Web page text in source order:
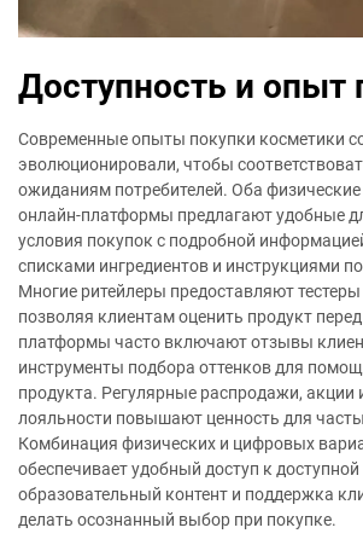
Доступность и опыт
Современные опыты покупки косметики
эволюционировали, чтобы
ожиданиям потребителей. Оба
онлайн-платформы предлагают удобные
условия покупок с подробной
списками ингредиентов и инструкциями
Многие ритейлеры предоставляют
позволяя клиентам оценить продукт
платформы часто включают отзывы
инструменты подбора оттенков для
продукта. Регулярные распродажи,
лояльности повышают ценность для
Комбинация физических и цифровых
обеспечивает удобный доступ к доступной
образовательный контент и поддержка
делать осознанный выбор при покупке.